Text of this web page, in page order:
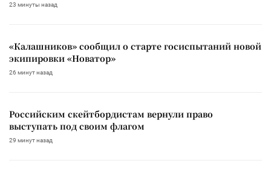
23 минуты назад
«Калашников» сообщил о старте госиспытаний новой
экипировки «Новатор»
26 минут назад
Российским скейтбордистам вернули право
выступать под своим флагом
29 минут назад